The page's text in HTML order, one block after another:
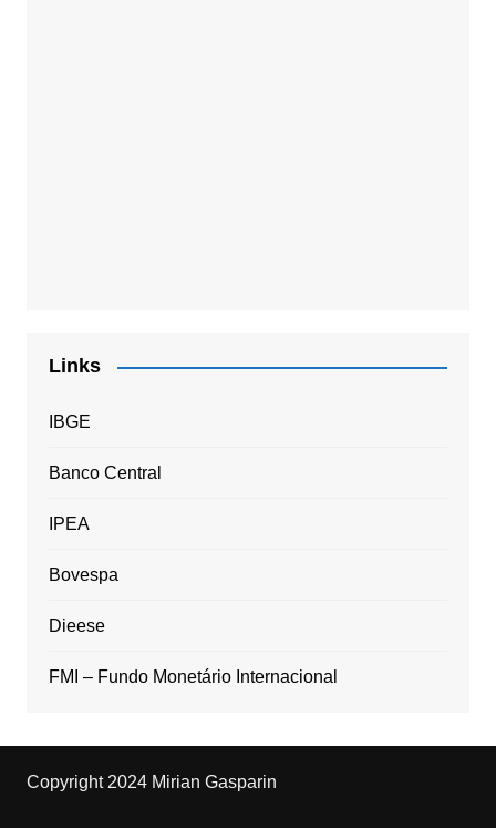
Links
IBGE
Banco Central
IPEA
Bovespa
Dieese
FMI – Fundo Monetário Internacional
Copyright 2024 Mirian Gasparin